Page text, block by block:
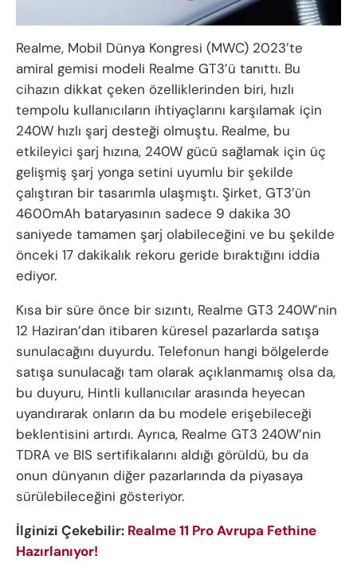
Realme, Mobil Dünya Kongresi (MWC) 2023’te
amiral gemisi modeli Realme GT3’ü tanıttı. Bu
cihazın dikkat çeken özelliklerinden biri, hızlı
tempolu kullanıcıların ihtiyaçlarını karşılamak için
240W hızlı şarj desteği olmuştu. Realme, bu
etkileyici şarj hızına, 240W gücü sağlamak için üç
gelişmiş şarj yonga setini uyumlu bir şekilde
çalıştıran bir tasarımla ulaşmıştı. Şirket, GT3’ün
4600mAh bataryasının sadece 9 dakika 30
saniyede tamamen şarj olabileceğini ve bu şekilde
önceki 17 dakikalık rekoru geride bıraktığını iddia
ediyor.
Kısa bir süre önce bir sızıntı, Realme GT3 240W’nin
12 Haziran’dan itibaren küresel pazarlarda satışa
sunulacağını duyurdu. Telefonun hangi bölgelerde
satışa sunulacağı tam olarak açıklanmamış olsa da,
bu duyuru, Hintli kullanıcılar arasında heyecan
uyandırarak onların da bu modele erişebileceği
beklentisini artırdı. Ayrıca, Realme GT3 240W’nin
TDRA ve BIS sertifikalarını aldığı görüldü, bu da
onun dünyanın diğer pazarlarında da piyasaya
sürülebileceğini gösteriyor.
İlginizi Çekebilir: Realme 11 Pro Avrupa Fethine
Hazırlanıyor!